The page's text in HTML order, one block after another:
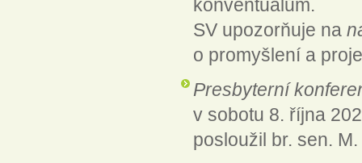
konventuálům.
SV upozorňuje na
o promyšlení a
Presbyterní
v sobotu 8. října
posloužil br. sen.